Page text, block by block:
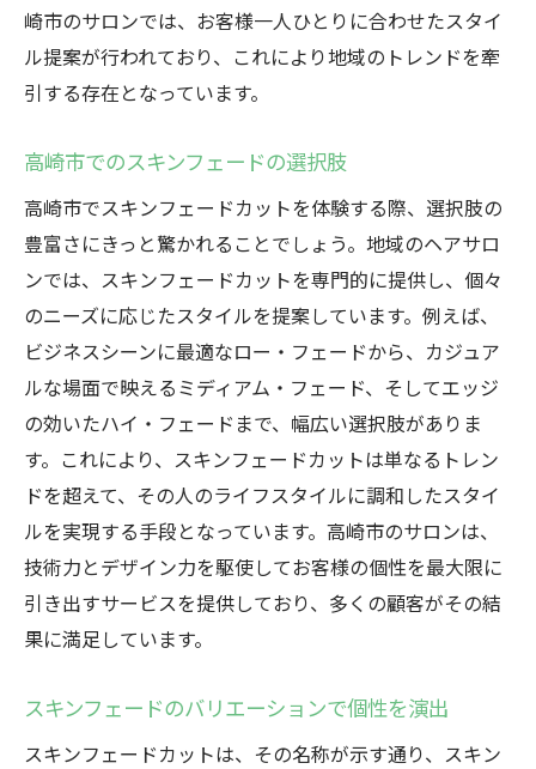
崎市のサロンでは、お客様一人ひとりに合わせたスタイ
ル提案が行われており、これにより地域のトレンドを牽
引する存在となっています。
高崎市でのスキンフェードの選択肢
高崎市でスキンフェードカットを体験する際、選択肢の
豊富さにきっと驚かれることでしょう。地域のヘアサロ
ンでは、スキンフェードカットを専門的に提供し、個々
のニーズに応じたスタイルを提案しています。例えば、
ビジネスシーンに最適なロー・フェードから、カジュア
ルな場面で映えるミディアム・フェード、そしてエッジ
の効いたハイ・フェードまで、幅広い選択肢がありま
す。これにより、スキンフェードカットは単なるトレン
ドを超えて、その人のライフスタイルに調和したスタイ
ルを実現する手段となっています。高崎市のサロンは、
技術力とデザイン力を駆使してお客様の個性を最大限に
引き出すサービスを提供しており、多くの顧客がその結
果に満足しています。
スキンフェードのバリエーションで個性を演出
スキンフェードカットは、その名称が示す通り、スキン